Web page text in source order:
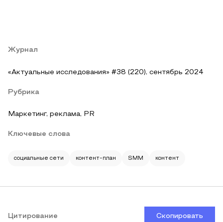
Журнал
«Актуальные исследования» #38 (220), сентябрь 2024
Рубрика
Маркетинг, реклама, PR
Ключевые слова
социальные сети контент-план SMM контент
Цитирование Скопировать